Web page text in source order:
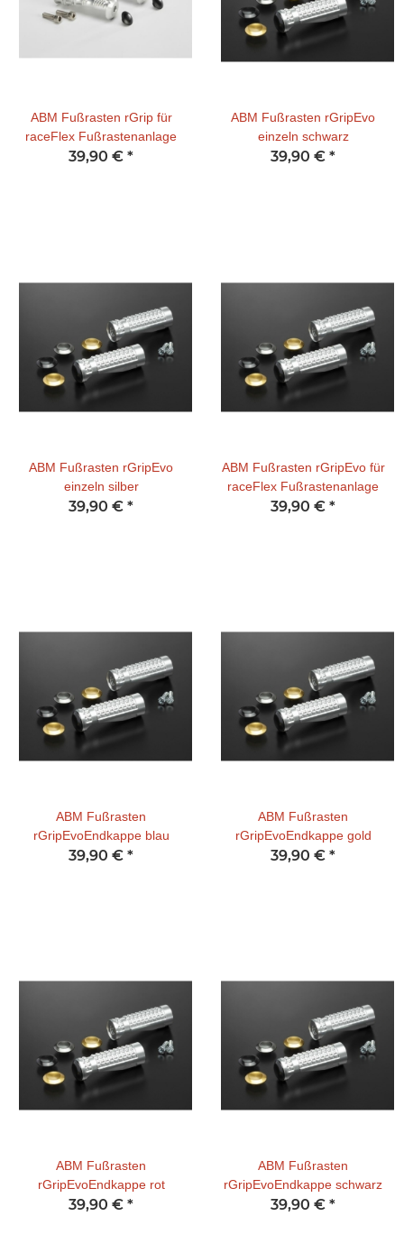
ABM Fußrasten rGrip für
raceFlex Fußrastenanlage
39,90 € *
ABM Fußrasten rGripEvo
einzeln schwarz
39,90 € *
ABM Fußrasten rGripEvo
einzeln silber
39,90 € *
ABM Fußrasten rGripEvo für
raceFlex Fußrastenanlage
39,90 € *
ABM Fußrasten
rGripEvoEndkappe blau
39,90 € *
ABM Fußrasten
rGripEvoEndkappe gold
39,90 € *
ABM Fußrasten
rGripEvoEndkappe rot
39,90 € *
ABM Fußrasten
rGripEvoEndkappe schwarz
39,90 € *